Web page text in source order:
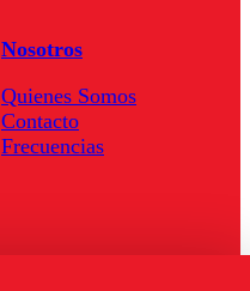
Nosotros
Quienes Somos
Contacto
Frecuencias